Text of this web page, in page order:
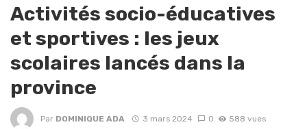
Activités socio-éducatives
et sportives : les jeux
scolaires lancés dans la
province
Par DOMINIQUE ADA 3 mars 2024 0 588 vues